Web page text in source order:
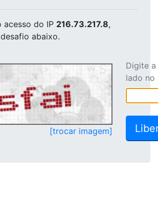
acesso do IP 216.73.217.8,
abaixo.
[trocar imagem]
Digite
lado no